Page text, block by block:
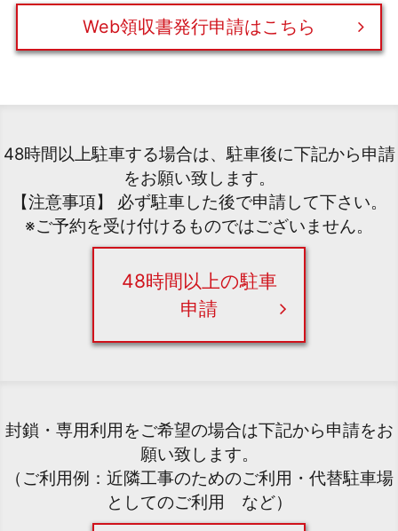
Web領収書発行申請はこちら
48時間以上駐車する場合は、駐車後に下記から申請
をお願い致します。
【注意事項】 必ず駐車した後で申請して下さい。
※ご予約を受け付けるものではございません。
48時間以上の駐車
申請
封鎖・専用利用をご希望の場合は下記から申請をお
願い致します。
（ご利用例：近隣工事のためのご利用・代替駐車場
としてのご利用 など）